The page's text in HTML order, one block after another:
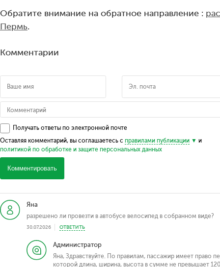
Обратите внимание на обратное направление :
Пермь.
Комментарии
Получать ответы по электронной почте
Оставляя комментарий, вы соглашаетесь с правилами публикации
и
политикой по обработке и защите персональных данных
Комментировать
Яна
разрешено ли провезти в автобусе велосипед в собранном виде?
30.07.2026 ОТВЕТИТЬ
Администратор
Яна, Здравствуйте. По правилам, пассажир имеет право
которой длина, ширина, высота в сумме не превышает